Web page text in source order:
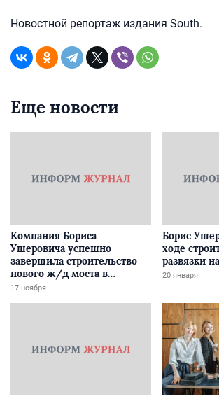
Новостной репортаж издания South.
Еще новости
Компания Бориса
Ушеровича успешно
завершила строительство
нового ж/д моста в
Забайкалье
17 ноября
Борис
ходе
развязки
20 января